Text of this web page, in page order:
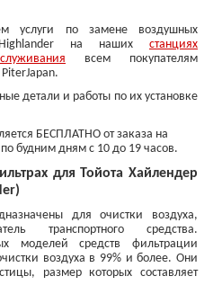
Амортизаторы
от 0 ₽
услуги по замене воздушных
на наших станциях
всем покупателям
детали и работы по их установке
БЕСПЛАТНО от заказа на
будним дням с 10 до 19 часов.
для Тойота Хайлендер
для очистки воздуха,
транспортного средства.
моделей средств фильтрации
воздуха в 99% и более. Они
размер которых составляет